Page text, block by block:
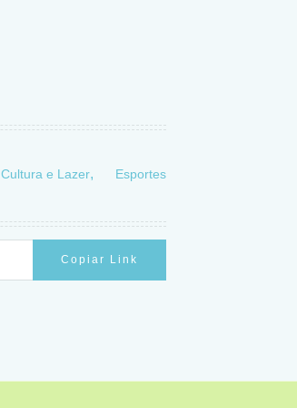
Cultura e Lazer Esportes
Copiar Link